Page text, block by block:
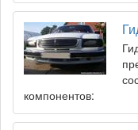
компонентов: